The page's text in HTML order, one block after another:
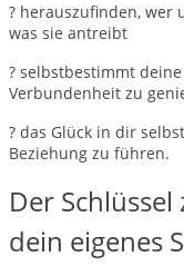
? herauszufinden, wer
was sie antreibt
? selbstbestimmt
Verbundenheit zu
? das Glück in dir
Beziehung zu führen.
Der
dein eigenes